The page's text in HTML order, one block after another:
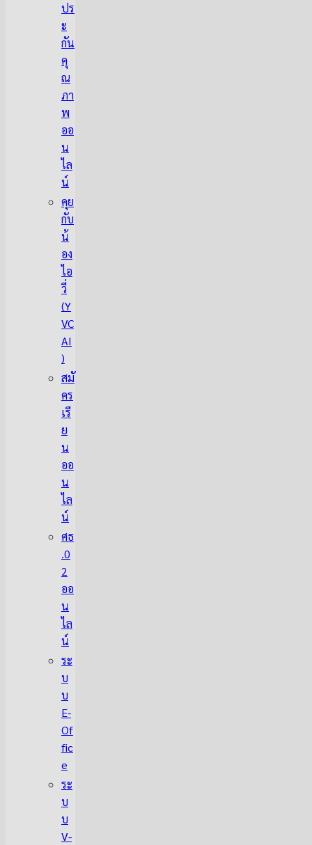
ปร
ะ
กัน
คุ
ณ
ภา
พ
ออ
น
ไล
น์
คุย
กับ
น้
อง
ไอ
วี่
(Y
VC
AI
)
สมั
คร
เรี
ย
น
ออ
น
ไล
น์
ศธ
.0
2
ออ
น
ไล
น์
ระ
บ
บ
E-
Of
fic
e
ระ
บ
บ
V-